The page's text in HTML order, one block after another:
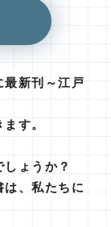
最新刊～江戸
す。
ょうか？
、私たちに